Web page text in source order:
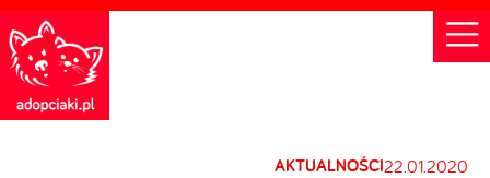
AKTUALNOŚCI22.01.2020